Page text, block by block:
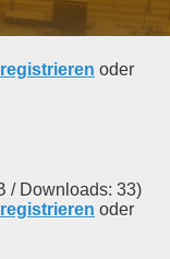
registrieren oder
/ Downloads: 33)
registrieren oder